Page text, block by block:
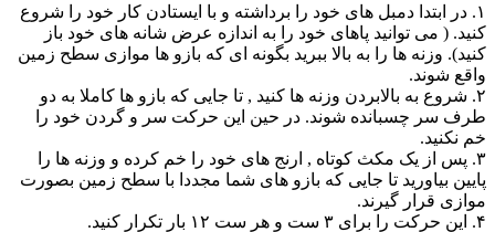
۱. در ابتدا دمبل های خود را برداشته و با ایستادن کار خود را شروع
کنید. ( می توانید پاهای خود را به اندازه عرض شانه های خود باز
کنید). وزنه ها را به بالا ببرید بگونه ای که بازو ها موازی سطح زمین
واقع شوند.
۲. شروع به بالابردن وزنه ها کنید , تا جایی که بازو ها کاملا به دو
طرف سر چسبانده شوند. در حین این حرکت سر و گردن خود را
خم نکنید.
۳. پس از یک مکث کوتاه , ارنج های خود را خم کرده و وزنه ها را
پایین بیاورید تا جایی که بازو های شما مجددا با سطح زمین بصورت
موازی قرار گیرند.
۴. این حرکت را برای ۳ ست و هر ست ۱۲ بار تکرار کنید.